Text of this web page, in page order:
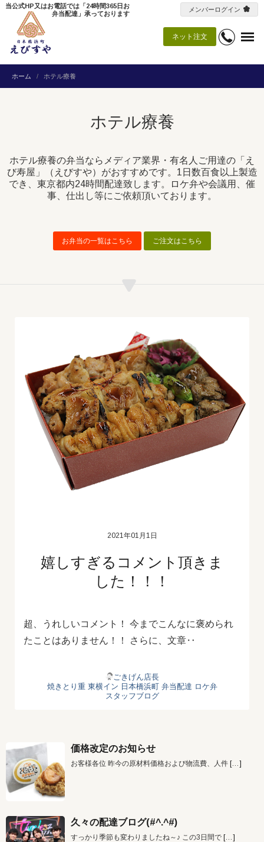
ネット注文
当公式HP又はお電話では「24時間365日お
弁当配達」承っております
メンバーログイン
ホーム ホテル療養
ホテル療養
ホテル療養の弁当ならメディア業界・有名人ご用達の「え
び寿屋」（えびすや）がおすすめです。1日数百食以上製造
でき、東京都内24時間配達致します。ロケ弁や会議用、催
事、仕出し等にご依頼頂いております。
お弁当の一覧はこちら ご注文はこちら
2021年01月1日
嬉しすぎるコメント頂きま
した！！！
超、うれしいコメント！ 今までこんなに褒められ
たことはありません！！ さらに、文章‥
ごきげん店長
焼きとり重 東横イン 日本橋浜町 弁当配達 ロケ弁
スタッフブログ
価格改定のお知らせ
お客様各位 昨今の原材料価格および物流費、人件 […]
久々の配達ブログ(#^.^#)
すっかり季節も変わりましたね～♪ この3日間で […]